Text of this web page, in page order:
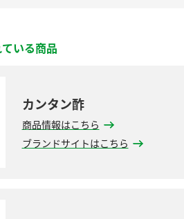
いる商品
カンタン酢
商品情報はこちら
ブランドサイトはこちら